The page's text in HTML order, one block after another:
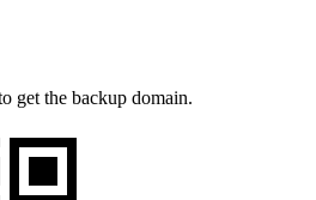
get the backup domain.